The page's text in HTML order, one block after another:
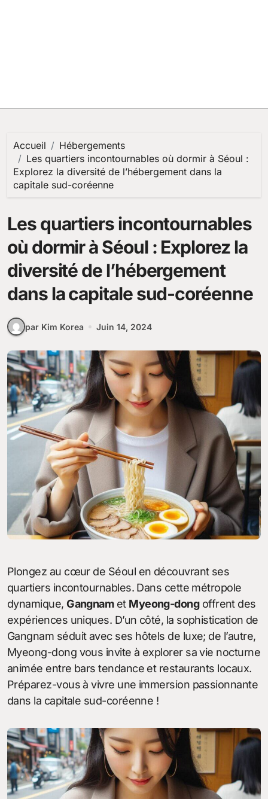
Accueil
Hébergements
Les quartiers incontournables où dormir à Séoul :
Explorez la diversité de l’hébergement dans la
capitale sud-coréenne
Les quartiers incontournables
où dormir à Séoul : Explorez la
diversité de l’hébergement
dans la capitale sud-coréenne
par Kim Korea Juin 14, 2024
Plongez au cœur de Séoul en découvrant ses
quartiers incontournables. Dans cette métropole
dynamique,Gangnamet Myeong-dongoffrent des
expériences uniques. D’un côté, la sophistication de
Gangnam séduit avec ses hôtels de luxe; de l’autre,
Myeong-dong vous invite à explorer sa vie nocturne
animée entre bars tendance et restaurants locaux.
Préparez-vous à vivre une immersion passionnante
dans la capitale sud-coréenne !